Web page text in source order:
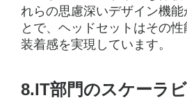
れらの思慮深いデザイン機能
とで、ヘッドセットはその
装着感を実現しています。
8.IT部門のスケーラ